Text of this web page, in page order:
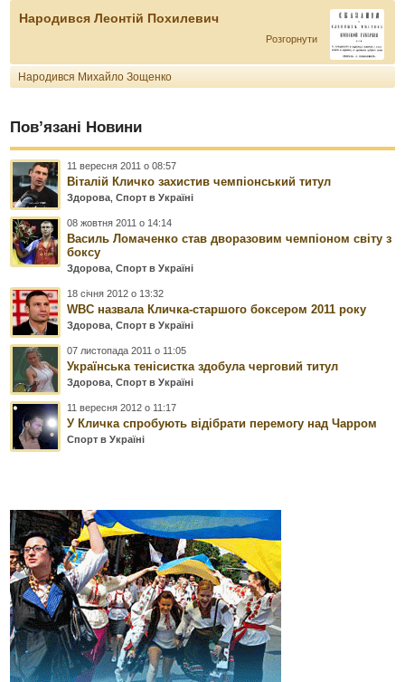
Народився Леонтій Похилевич
Розгорнути
Народився Михайло Зощенко
Пов’язані Новини
11 вересня 2011 о 08:57
Віталій Кличко захистив чемпіонський титул
Здорова ,Спорт в Україні
08 жовтня 2011 о 14:14
Василь Ломаченко став дворазовим чемпіоном світу з
боксу
Здорова ,Спорт в Україні
18 січня 2012 о 13:32
WBC назвала Кличка-старшого боксером 2011 року
Здорова ,Спорт в Україні
07 листопада 2011 о 11:05
Українська тенісистка здобула черговий титул
Здорова ,Спорт в Україні
11 вересня 2012 о 11:17
У Кличка спробують відібрати перемогу над Чарром
Спорт в Україні